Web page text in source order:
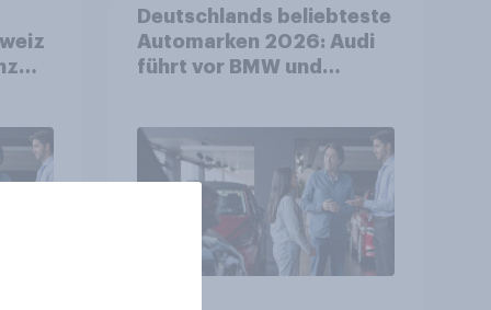
Deutschlands beliebteste
Automarken 2026: Audi
führt vor BMW und